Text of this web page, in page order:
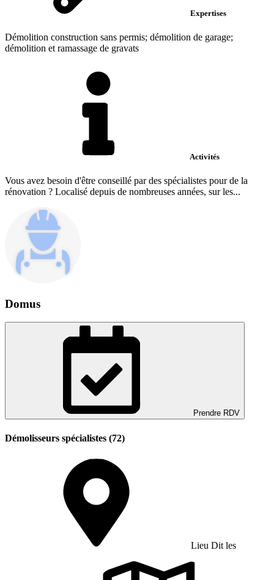
Expertises
Démolition construction sans permis; démolition de garage;
démolition et ramassage de gravats
Activités
Vous avez besoin d'être conseillé par des spécialistes pour de la
rénovation ? Localisé depuis de nombreuses années, sur les...
Domus
Prendre RDV
Démolisseurs spécialistes (72)
Lieu Dit les